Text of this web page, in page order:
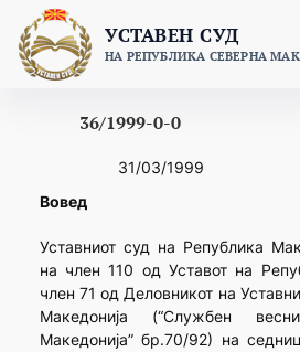
content
УСТАВЕН СУД
НА РЕПУБЛИКА СЕВЕРНА
36/1999-0-0
31/03/1999
Вовед
Уставниот суд на Република
на член 110 од Уставот на
член 71 од Деловникот на
Македонија (“Службен
Македонија” бр.70/92) на